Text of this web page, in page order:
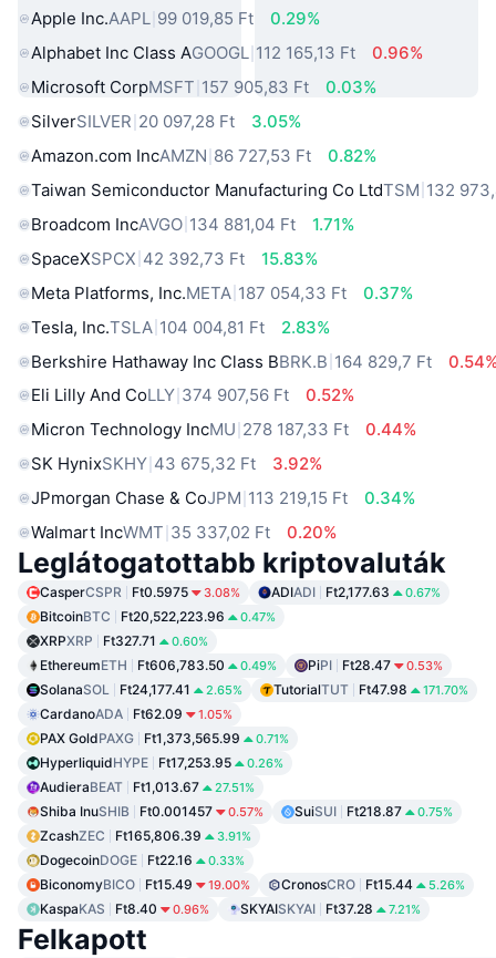
Apple Inc.AAPL 99 019,85 Ft
0.29%
Alphabet Inc Class AGOOGL 112 165,13 Ft
0.96%
Microsoft CorpMSFT 157 905,83 Ft
0.03%
SilverSILVER 20 097,28 Ft
3.05%
Amazon.com IncAMZN 86 727,53 Ft
0.82%
Taiwan Semiconductor Manufacturing Co LtdTSM 132
Broadcom IncAVGO 134 881,04 Ft
1.71%
SpaceXSPCX 42 392,73 Ft
15.83%
Meta Platforms, Inc.META 187 054,33 Ft
0.37%
Tesla, Inc.TSLA 104 004,81 Ft
2.83%
Berkshire Hathaway Inc Class BBRK.B 164 829,7 Ft
Eli Lilly And CoLLY 374 907,56 Ft
0.52%
Micron Technology IncMU 278 187,33 Ft
0.44%
SK HynixSKHY 43 675,32 Ft
3.92%
JPmorgan Chase & CoJPM 113 219,15 Ft
0.34%
Walmart IncWMT 35 337,02 Ft 0.20%
Leglátogatottabb kriptovaluták
CasperCSPR Ft0.5975 3.08% ADIADI Ft2,177.63 0.67%
BitcoinBTC Ft20,522,223.96 0.47%
XRPXRP Ft327.71 0.60%
EthereumETH Ft606,783.50 0.49% PiPI Ft28.47 0.53%
SolanaSOL Ft24,177.41 2.65% TutorialTUT Ft47.98 171.70%
CardanoADA Ft62.09 1.05%
PAX GoldPAXG Ft1,373,565.99 0.71%
HyperliquidHYPE Ft17,253.95 0.26%
AudieraBEAT Ft1,013.67 27.51%
Shiba InuSHIB Ft0.001457 0.57% SuiSUI Ft218.87 0.75%
ZcashZEC Ft165,806.39 3.91%
DogecoinDOGE Ft22.16 0.33%
BiconomyBICO Ft15.49 19.00% CronosCRO Ft15.44 5.26%
KaspaKAS Ft8.40 0.96% SKYAISKYAI Ft37.28 7.21%
Felkapott